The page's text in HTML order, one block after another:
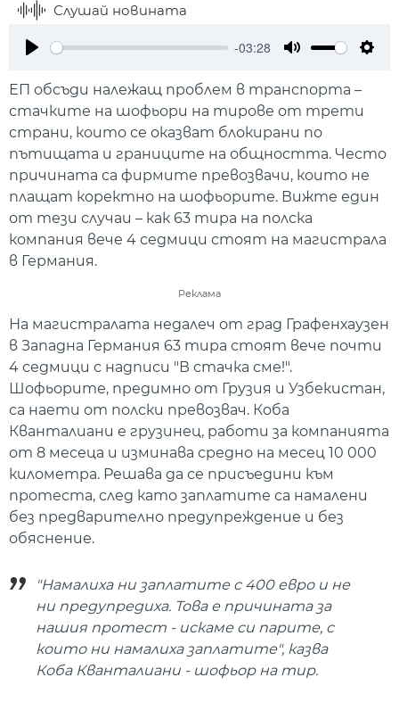
Слушай новината
-03:28
ЕП обсъди належащ проблем в транспорта –
стачките на шофьори на тирове от трети
страни, които се оказват блокирани по
пътищата и границите на общността. Често
причината са фирмите превозвачи, които не
плащат коректно на шофьорите. Вижте един
от тези случаи – как 63 тира на полска
компания вече 4 седмици стоят на магистрала
в Германия.
Реклама
На магистралата недалеч от град Графенхаузен
в Западна Германия 63 тира стоят вече почти
4 седмици с надписи "В стачка сме!".
Шофьорите, предимно от Грузия и Узбекистан,
са наети от полски превозвач. Коба
Кванталиани е грузинец, работи за компанията
от 8 месеца и изминава средно на месец 10 000
километра. Решава да се присъедини към
протеста, след като заплатите са намалени
без предварително предупреждение и без
обяснение.
"Намалиха ни заплатите с 400 евро и не
ни предупредиха. Това е причината за
нашия протест - искаме си парите, с
които ни намалиха заплатите", казва
Коба Кванталиани - шофьор на тир.